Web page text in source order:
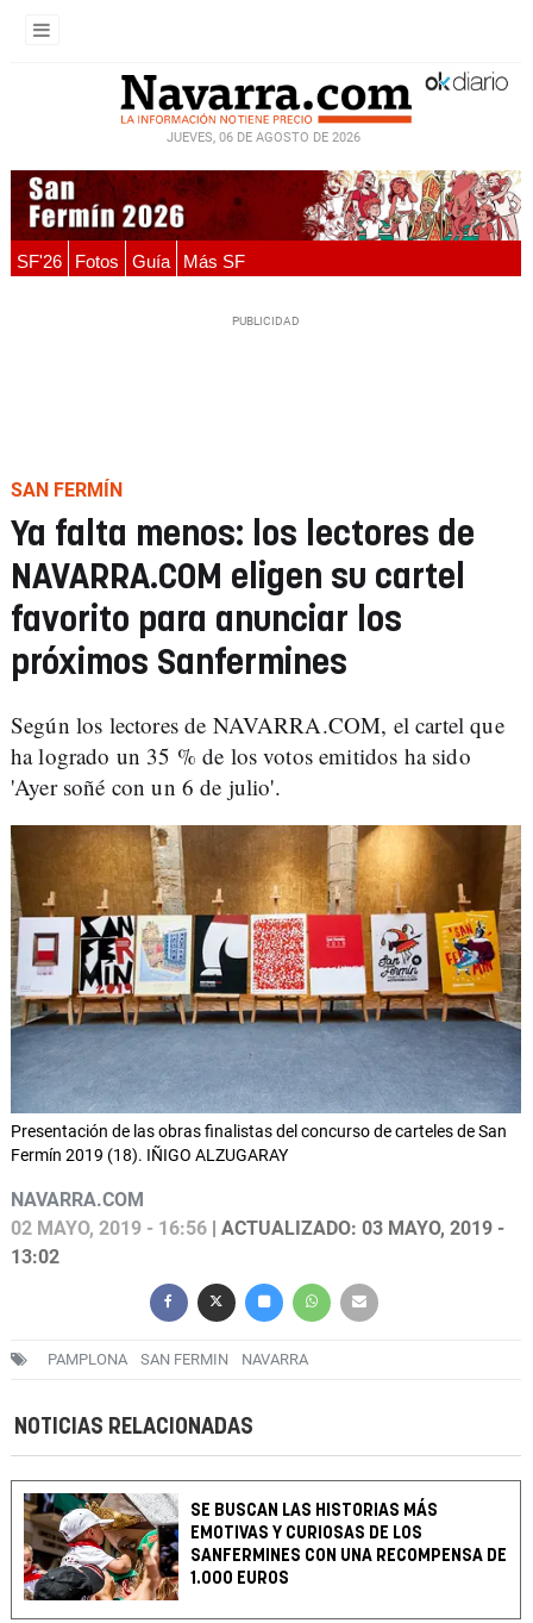
JUEVES, 06 DE AGOSTO DE 2026
SF'26 Fotos Guía Más SF
SAN FERMÍN
Ya falta menos: los lectores de
NAVARRA.COM eligen su cartel
favorito para anunciar los
próximos Sanfermines
Según los lectores de NAVARRA.COM, el cartel que
ha logrado un 35 % de los votos emitidos ha sido
'Ayer soñé con un 6 de julio'.
Presentación de las obras finalistas del concurso de carteles de San
Fermín 2019 (18). IÑIGO ALZUGARAY
NAVARRA.COM
02 MAYO, 2019 - 16:56 | ACTUALIZADO: 03 MAYO, 2019 -
13:02
PAMPLONA SAN FERMIN NAVARRA
NOTICIAS RELACIONADAS
SE BUSCAN LAS HISTORIAS MÁS
EMOTIVAS Y CURIOSAS DE LOS
SANFERMINES CON UNA RECOMPENSA DE
1.000 EUROS